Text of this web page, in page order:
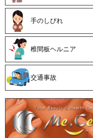
手のしびれ
椎間板ヘルニア
交通事故